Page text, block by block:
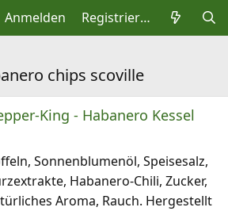
Anmelden Registrieren
chips scoville
King - Habanero Kessel
Sonnenblumenöl, Speisesalz,
Habanero-Chili, Zucker,
Aroma, Rauch. Hergestellt